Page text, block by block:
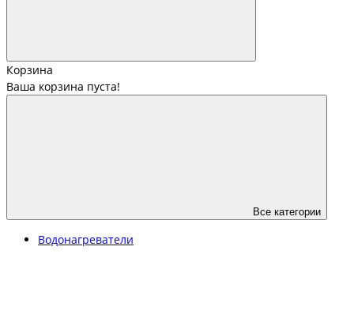
Корзина
Ваша корзина пуста!
Все категории
Водонагреватели